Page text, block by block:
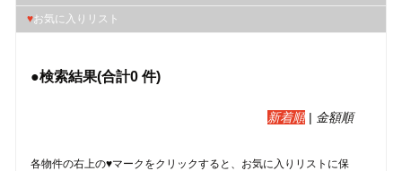
♥お気に入りリスト
●検索結果(合計0 件)
新着順| 金額順
各物件の右上の♥マークをクリックすると、︎お気に入りリストに保